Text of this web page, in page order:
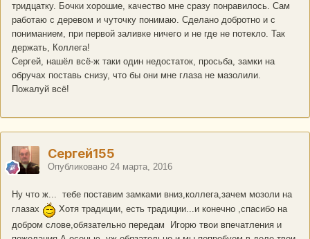
тридцатку. Бочки хорошие, качество мне сразу понравилось. Сам
работаю с деревом и чуточку понимаю. Сделано добротно и с
пониманием, при первой заливке ничего и не где не потекло. Так
держать, Коллега!
Сергей, нашёл всё-ж таки один недостаток, просьба, замки на
обручах поставь снизу, что бы они мне глаза не мазолили.
Пожалуй всё!
Сергей155
Опубликовано 24 марта, 2016
Ну что ж... тебе поставим замками вниз,коллега,зачем мозоли на
глазах
Хотя традиции, есть традиции...и конечно ,спасибо на
добром слове,обязательно передам Игорю твои впечатления и